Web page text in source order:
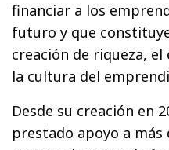
financiar a los
futuro y que
creación de riqueza,
la cultura del
Desde su creación en
prestado apoyo a